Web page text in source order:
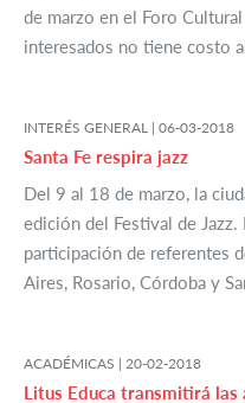
de marzo en el Foro
interesados no tiene costo
INTERÉS GENERAL | 06-03-2018
Santa Fe respira jazz
Del 9 al 18 de marzo, la
edición del Festival de
participación de referentes
Aires, Rosario, Córdoba y
ACADÉMICAS | 20-02-2018
Litus Educa transmitirá las